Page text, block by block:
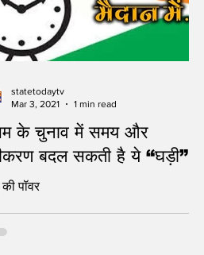
के चुनाव में समय और
बदल सकती है ये “घड़ी”
की पॉवर
statetodaytv
Mar 3, 2021
1 min read